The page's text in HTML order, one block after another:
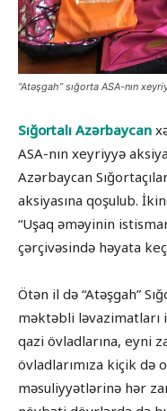
“Atəşgah” sığorta ASA-nın
Sığortalı Azərbaycan
ASA-nın xeyriyyə
Azərbaycan
aksiyasına qoşulub.
“Uşaq əməyinin
çərçivəsində həyata
Ötən il də “Atəşgah”
məktəbli ləvazimatları
qazi övladlarına, eyni
övladlarımıza kiçik də
məsuliyyətlərinə hər